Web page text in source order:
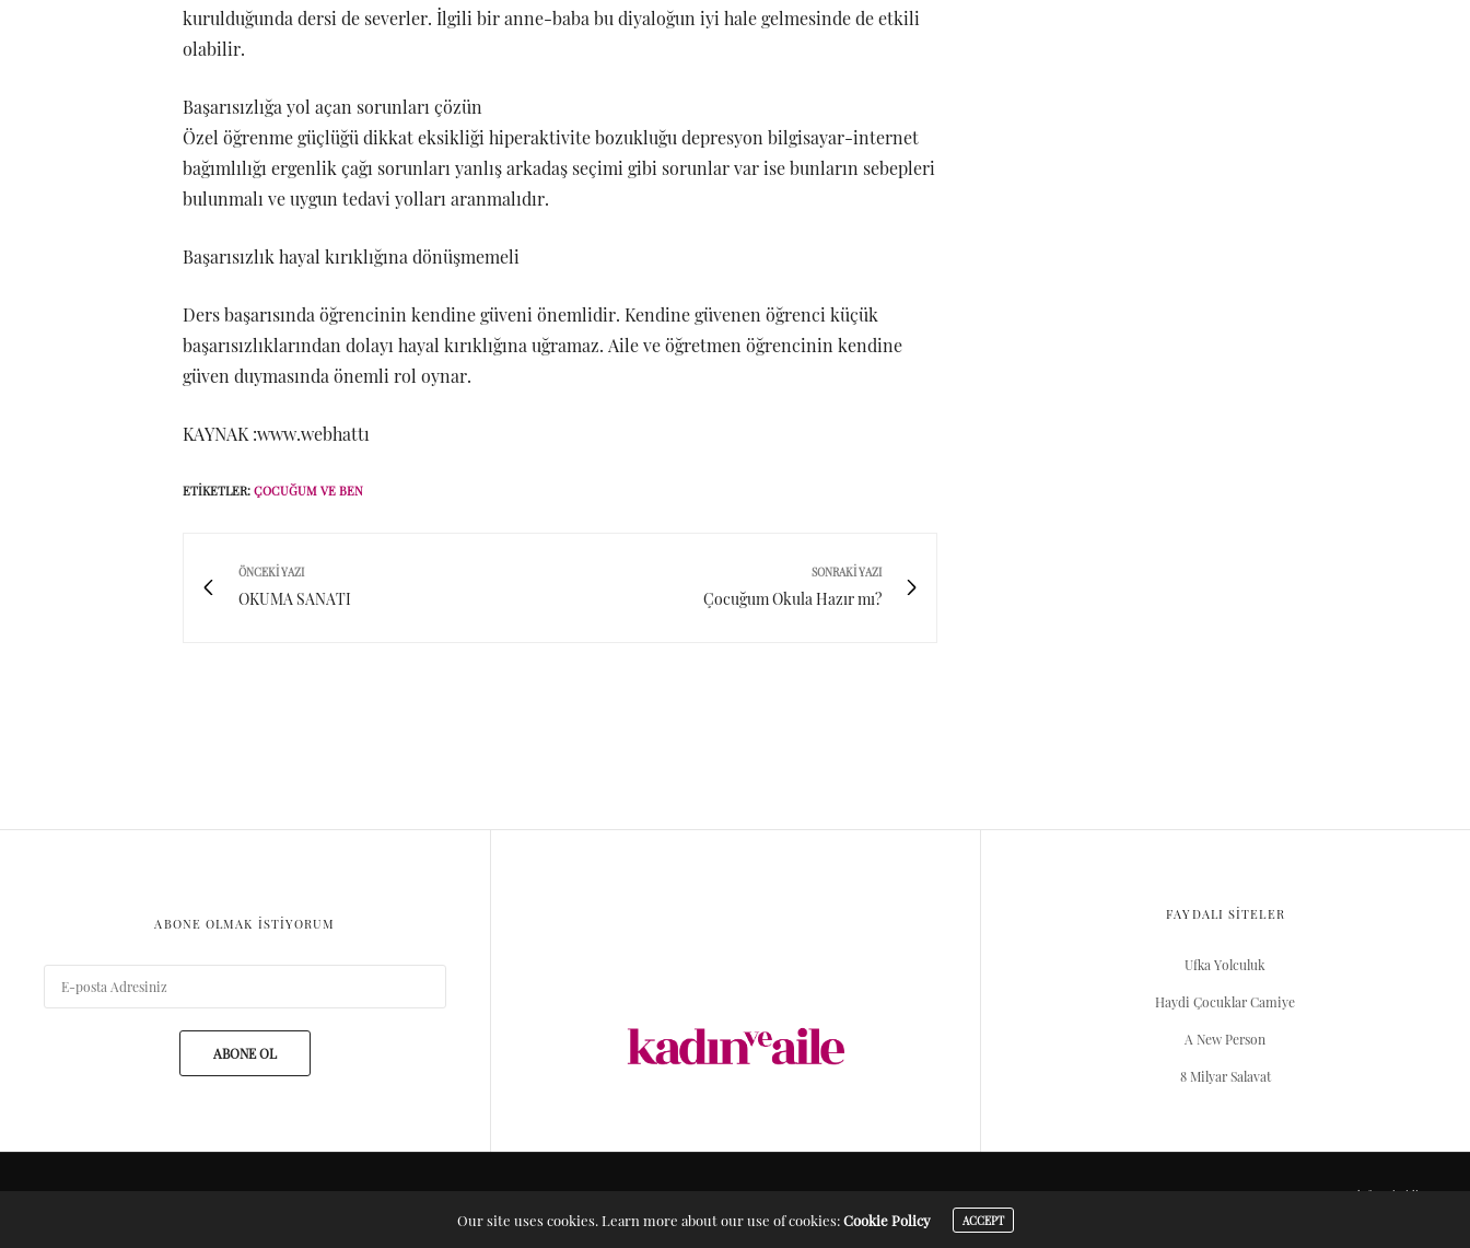
kurulduğunda dersi de severler. İlgili bir anne-baba bu diyaloğun iyi hale gelmesinde de etkili
olabilir.
Başarısızlığa yol açan sorunları çözün
Özel öğrenme güçlüğü dikkat eksikliği hiperaktivite bozukluğu depresyon bilgisayar-internet
bağımlılığı ergenlik çağı sorunları yanlış arkadaş seçimi gibi sorunlar var ise bunların sebepleri
bulunmalı ve uygun tedavi yolları aranmalıdır.
Başarısızlık hayal kırıklığına dönüşmemeli
Ders başarısında öğrencinin kendine güveni önemlidir. Kendine güvenen öğrenci küçük
başarısızlıklarından dolayı hayal kırıklığına uğramaz. Aile ve öğretmen öğrencinin kendine
güven duymasında önemli rol oynar.
KAYNAK :www.webhattı
ETIKETLER: ÇOCUĞUM VE BEN
ÖNCEKI YAZI
OKUMA SANATI
SONRAKI YAZI
Çocuğum Okula Hazır mı?
ABONE OLMAK ISTIYORUM
ABONE OL
FAYDALI SİTELER
Ufka Yolculuk
Haydi Çocuklar Camiye
A New Person
8 Milyar Salavat
Server Yaşam Vakıfı projesidir.
Our site uses cookies. Learn more about our use of cookies:Cookie Policy ACCEPT